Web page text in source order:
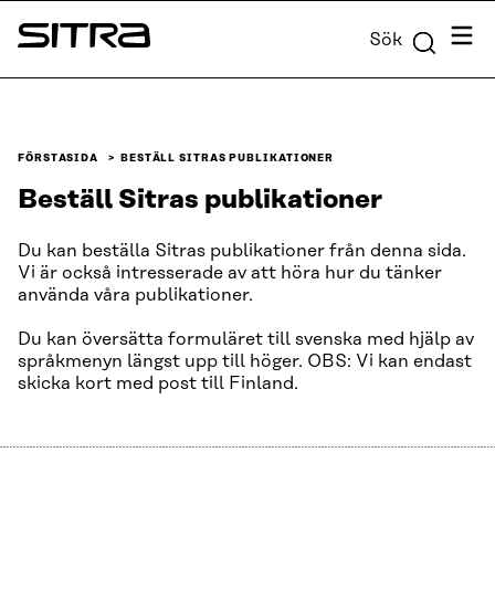
Skip to
content
Sitra Sök Meny
FÖRSTASIDA BESTÄLL SITRAS PUBLIKATIONER
Beställ Sitras publikationer
Du kan beställa Sitras publikationer från denna sida.
Vi är också intresserade av att höra hur du tänker
använda våra publikationer.
Du kan översätta formuläret till svenska med hjälp av
språkmenyn längst upp till höger. OBS: Vi kan endast
skicka kort med post till Finland.